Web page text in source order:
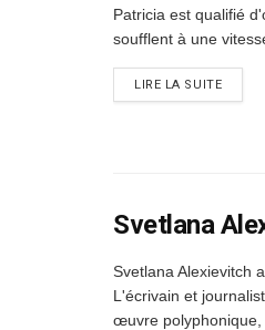
Patricia est qualifié
soufflent à une
LIRE LA SUITE
Svetlana
Svetlana Alexievitch
L'écrivain et
œuvre polyphonique,